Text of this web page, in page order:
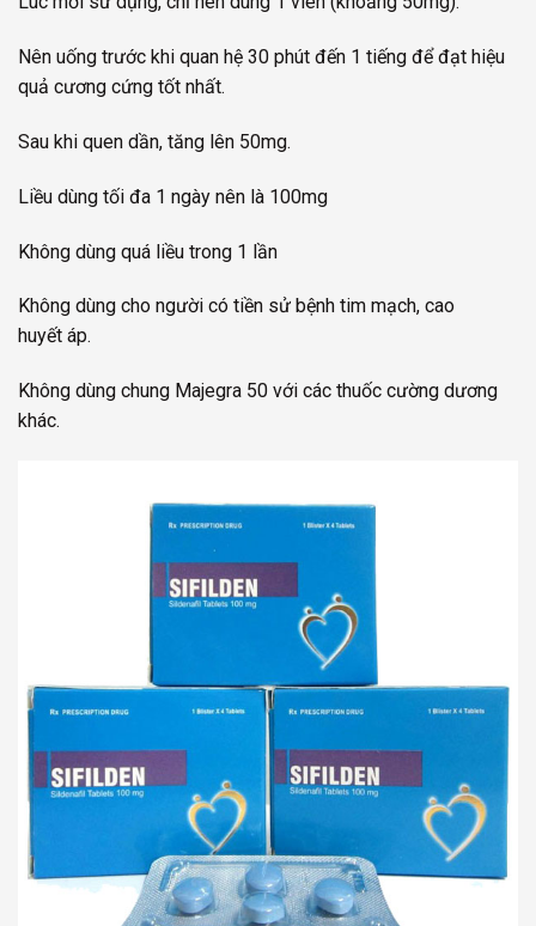
Nên uống trước khi quan hệ 30 phút đến 1 tiếng để đạt hiệu
quả cương cứng tốt nhất.
Sau khi quen dần, tăng lên 50mg.
Liều dùng tối đa 1 ngày nên là 100mg
Không dùng quá liều trong 1 lần
Không dùng cho người có tiền sử bệnh tim mạch, cao
huyết áp.
Không dùng chung Majegra 50 với các thuốc cường dương
khác.